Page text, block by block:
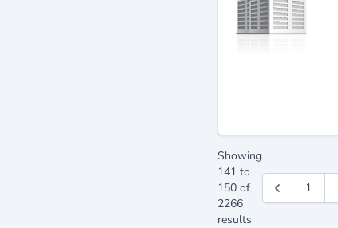
Showing
141 to
150 of
2266
results
1